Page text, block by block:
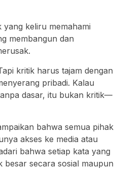
keliru memahami
membangun dan
kritik harus tajam dengan
pribadi. Kalau
dasar, itu bukan kritik—
bahwa semua pihak
akses ke media atau
bahwa setiap kata yang
besar secara sosial maupun